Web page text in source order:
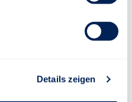
Details zeigen